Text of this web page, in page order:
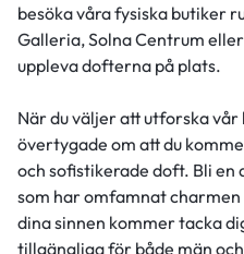
besöka våra fysiska butiker
Galleria, Solna Centrum
uppleva dofterna på plats.
När du väljer att utforska
övertygade om att du
och sofistikerade doft. Bli en
som har omfamnat
dina sinnen kommer tacka
tillgängliga för både män